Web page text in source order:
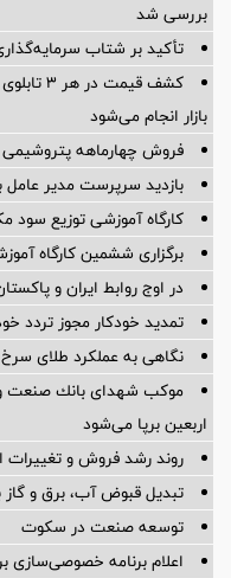
بررسی شد
تأکید بر شتاب
کشف
بازار انجام می‌شود
فروش چهارماهه پتروشیمی تبریز از ۱۵
بازدید سرپرست مدیر عامل
کارگاه آموزشی توزیع سود
برگزاری ششمین كارگاه
در اوج روابط ایران و
تمدید خودكار مجوز تردد
نگاهی به عملکرد طلای
موكب شهدای بانك صنعت و
اربعین برپا می‌شود
روند رشد فروش و
تبدیل قبوض آب، برق و گاز
توسعه صنعت در سکوت
اعلام برنامه خصوصی‌سازی